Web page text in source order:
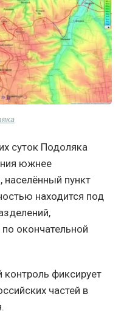
суток Подоляка
южнее
пункт
находится под
окончательной
фиксирует
частей в